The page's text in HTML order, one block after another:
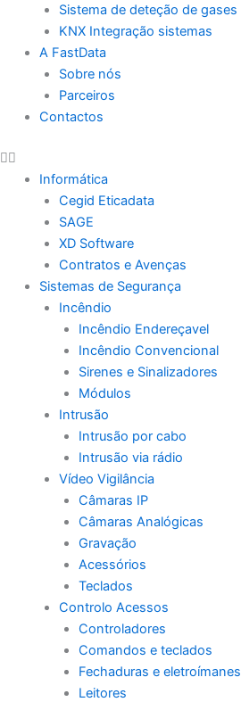
Sistema de deteção de gases
KNX Integração sistemas
A FastData
Sobre nós
Parceiros
Contactos
Informática
Cegid Eticadata
SAGE
XD Software
Contratos e Avenças
Sistemas de Segurança
Incêndio
Incêndio Endereçavel
Incêndio Convencional
Sirenes e Sinalizadores
Módulos
Intrusão
Intrusão por cabo
Intrusão via rádio
Vídeo Vigilância
Câmaras IP
Câmaras Analógicas
Gravação
Acessórios
Teclados
Controlo Acessos
Controladores
Comandos e teclados
Fechaduras e eletroímanes
Leitores